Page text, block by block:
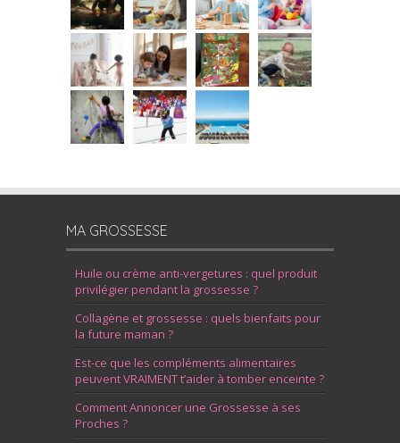
MA GROSSESSE
Huile ou crème anti-vergetures : quel produit
privilégier pendant la grossesse ?
Collagène et grossesse : quels bienfaits pour
la future maman ?
Est-ce que les compléments alimentaires
peuvent VRAIMENT t’aider à tomber enceinte ?
Comment Annoncer une Grossesse à ses
Proches ?